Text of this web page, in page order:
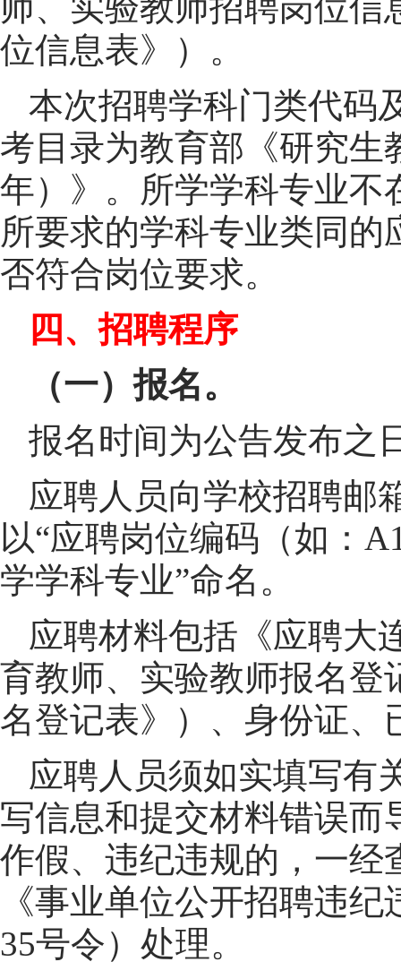
位信息表》）。
本次招聘学科门类代码
考目录为教育部《研究生
年）》。所学学科专业不
所要求的学科专业类同
否符合岗位要求。
四、招聘程序
（一）报名。
报名时间为公告发布之
应聘人员向学校招聘邮
以“应聘岗位编码（如：
学学科专业”命名。
应聘材料包括《应聘大
育教师、实验教师报名登
名登记表》）、身份证、
应聘人员须如实填写有
写信息和提交材料错误而
作假、违纪违规的，一经
《事业单位公开招聘违
35号令）处理。